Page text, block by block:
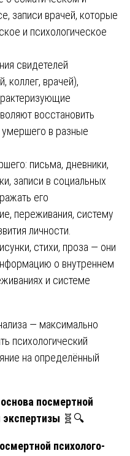
записи врачей, которые
и психологическое
свидетелей
коллег, врачей),
восстановить
в разные
письма, дневники,
записи в социальных
его
переживания, систему
личности.
стихи, проза — они
о внутреннем
и системе
— максимально
психологический
на определённый
посмертной
экспертизы 🧬🔍
психолого-